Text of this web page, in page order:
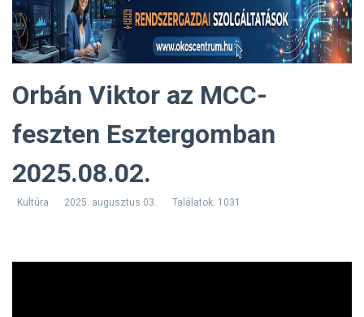
Orbán Viktor az MCC-
feszten Esztergomban
2025.08.02.
Kultúra 2025. augusztus 03. Találatok: 1031